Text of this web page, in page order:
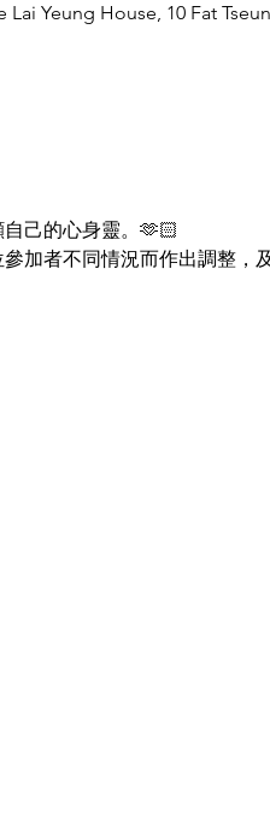
Yeung House, 10 Fat
己的心身靈。🫶🏻
加者不同情況而作出調整，